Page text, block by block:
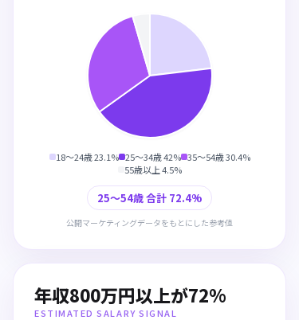
18〜24歳23.1% 25〜34歳42% 35〜54歳30.4%
55歳以上4.5%
25〜54歳 合計 72.4%
公開マーケティングデータをもとにした参考値
年収800万円以上が72%
ESTIMATED SALARY SIGNAL